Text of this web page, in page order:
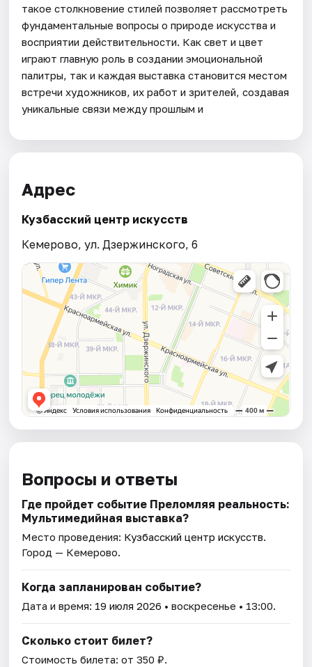
такое столкновение стилей позволяет рассмотреть
фундаментальные вопросы о природе искусства и
восприятии действительности. Как свет и цвет
играют главную роль в создании эмоциональной
палитры, так и каждая выставка становится местом
встречи художников, их работ и зрителей, создавая
уникальные связи между прошлым и
Адрес
Кузбасский центр искусств
Кемерово, ул. Дзержинского, 6
Вопросы и ответы
Где пройдет событие Преломляя реальность:
Мультимедийная выставка?
Место проведения: Кузбасский центр искусств.
Город — Кемерово.
Когда запланирован событие?
Дата и время: 19 июля 2026 • воскресенье • 13:00.
Сколько стоит билет?
Стоимость билета: от 350 ₽.